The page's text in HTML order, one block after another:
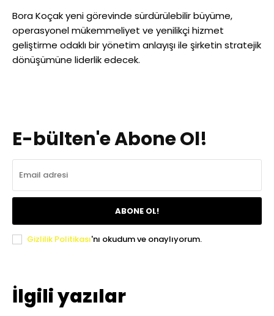
Bora Koçak yeni görevinde sürdürülebilir büyüme,
operasyonel mükemmeliyet ve yenilikçi hizmet
geliştirme odaklı bir yönetim anlayışı ile şirketin stratejik
dönüşümüne liderlik edecek.
E-bülten'e Abone Ol!
ABONE OL!
Gizlilik Politikası'nı okudum ve onaylıyorum.
İlgili yazılar